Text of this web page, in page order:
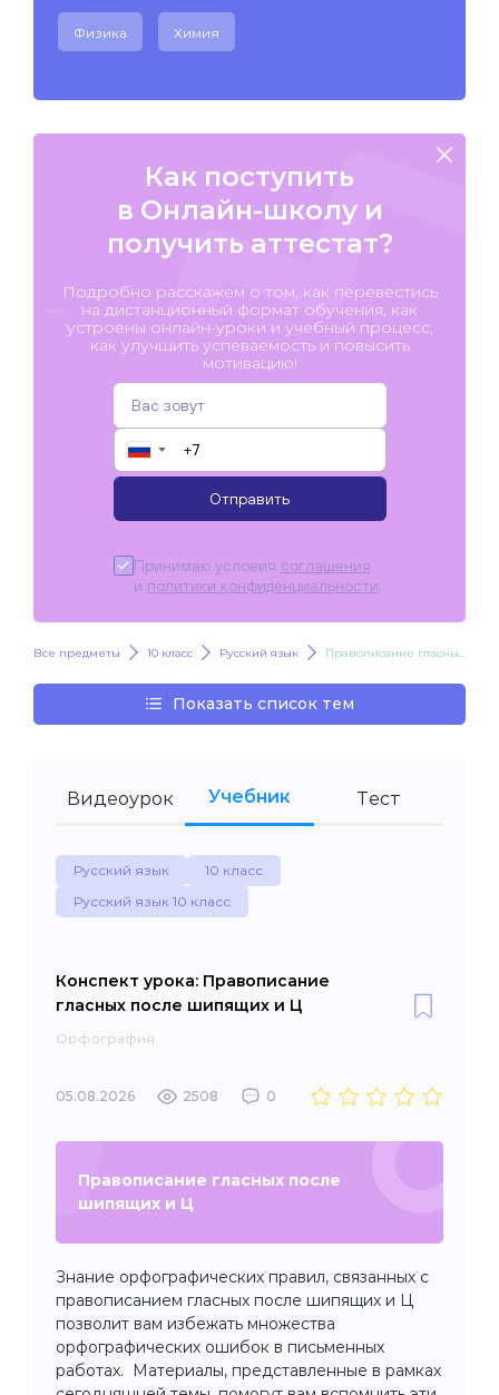
Физика Химия
Как поступить
в Онлайн-школу и
получить аттестат?
Подробно расскажем о том, как перевестись
на дистанционный формат обучения, как
устроены онлайн-уроки и учебный процесс,
как улучшить успеваемость и повысить
мотивацию!
▼
Отправить
Принимаю условия соглашения
и политики конфиденциальности
Все предметы 10 класс Русский язык Правописание гласных после шипящих и Ц
Показать список тем
Видеоурок Учебник Тест
Русский язык
10 класс
Русский язык 10 класс
Конспект урока: Правописание
гласных после шипящих и Ц
Орфография
05.08.2026 2508 0
Правописание гласных после
шипящих и Ц
Знание орфографических правил, связанных с
правописанием гласных после шипящих и Ц
позволит вам избежать множества
орфографических ошибок в письменных
работах. Материалы, представленные в рамках